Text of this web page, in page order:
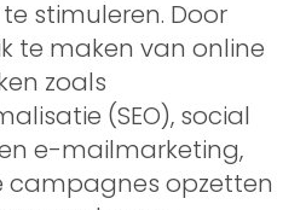
stimuleren. Door
te maken van online
zoals
(SEO), social
e-mailmarketing,
campagnes opzetten